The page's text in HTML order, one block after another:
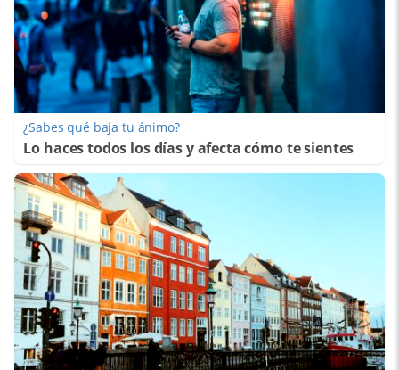
¿Sabes qué baja tu ánimo?
Lo haces todos los días y afecta cómo te sientes